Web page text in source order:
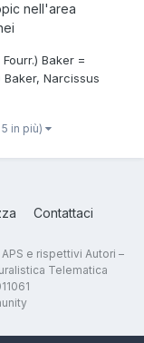
nell'area
Baker =
Narcissus
nostrale. Foto e
in più)
Contattaci
e rispettivi Autori –
Telematica